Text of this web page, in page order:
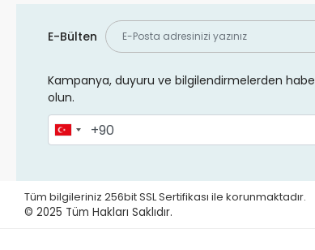
E-Bülten
Kampanya, duyuru ve bilgilendirmelerden
olun.
Tüm bilgileriniz 256bit SSL Sertifikası ile korunmaktadır.
© 2025 Tüm Hakları Saklıdır.